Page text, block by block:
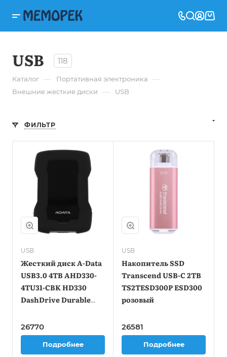
USB 118
Каталог — Портативная электроника —
Внешние жесткие диски — USB
ФИЛЬТР
USB
Жесткий диск A-Data
USB3.0 4TB AHD330-
4TU31-CBK HD330
DashDrive Durable
26770
Подробнее
USB
Накопитель SSD
Transcend USB-C 2TB
TS2TESD300P ESD300
розовый
26581
Подробнее